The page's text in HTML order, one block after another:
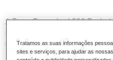
A Base Permahyd 280
com Permahyd Base
de base bicamada aquosa de
numa tecnologia especial de
Tratamos as suas informações
sites e serviços, para ajudar as